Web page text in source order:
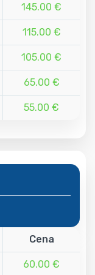
145.00 €
115.00 €
105.00 €
65.00 €
55.00 €
Cena
60.00 €